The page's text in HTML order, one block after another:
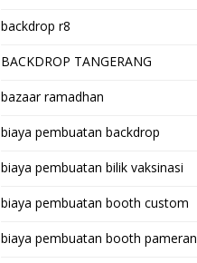
backdrop r8
BACKDROP TANGERANG
bazaar ramadhan
biaya pembuatan backdrop
biaya pembuatan bilik vaksinasi
biaya pembuatan booth custom
biaya pembuatan booth pameran